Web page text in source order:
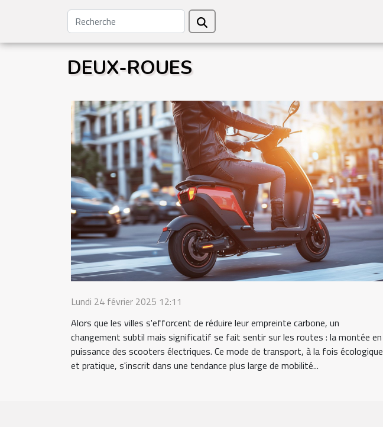
DEUX-ROUES
Lundi 24 février 2025 12:11
Alors que les villes s'efforcent de réduire leur empreinte carbone, un
changement subtil mais significatif se fait sentir sur les routes : la montée en
puissance des scooters électriques. Ce mode de transport, à la fois écologique
et pratique, s'inscrit dans une tendance plus large de mobilité...